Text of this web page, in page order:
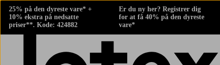
25% på den dyreste vare* +
10% ekstra på nedsatte
priser**. Kode: 424882
Er du ny her? Registrer dig
for at få 40% på den dyreste
vare*